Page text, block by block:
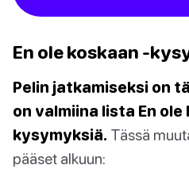
En ole koskaan -
Pelin jatkamiseksi on
on valmiina lista En ole
kysymyksiä. Tässä
pääset alkuun: